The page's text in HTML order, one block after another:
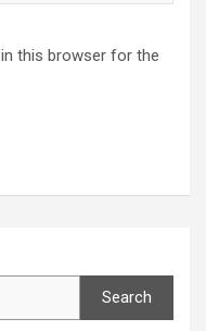
this browser for the
Search